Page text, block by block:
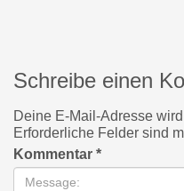
Schreibe einen
Deine E-Mail-Adresse
Erforderliche Felder sind
Kommentar *